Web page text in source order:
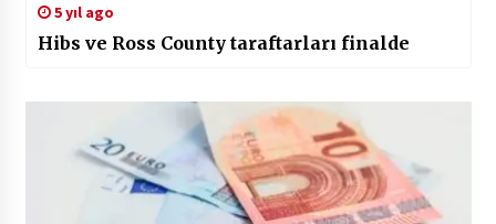
5 yıl ago
Hibs ve Ross County taraftarları finalde